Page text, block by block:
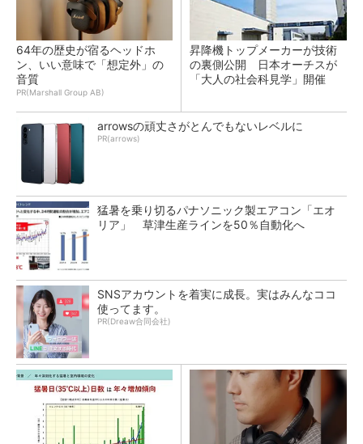
64年の歴史が宿るヘッドホ
ン、いい意味で「想定外」の
音質
PR(Marshall Group AB)
昇降機トップメーカーが技術
の裏側公開 日本オーチスが
「大人の社会科見学」開催
arrowsの頑丈さがとんでもないレベルに
PR(arrows)
猛暑を乗り切るパナソニック製エアコン「エオ
リア」 草津生産ラインを50％自動化へ
SNSアカウントを着実に成長。実はみんなココ
使ってます。
PR(Dreaw合同会社)